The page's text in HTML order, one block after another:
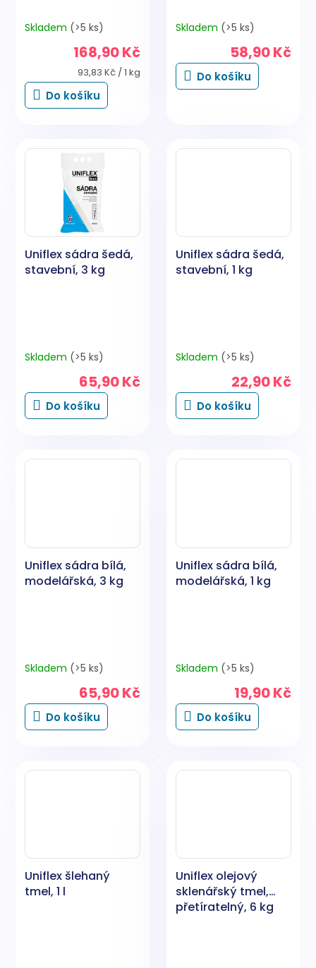
Skladem (>5 ks)
168,90 Kč
Měrná
cena:
93,83 Kč / 1 kg
Do košíku
Skladem (>5 ks)
58,90 Kč
Do košíku
Uniflex sádra šedá,
stavební, 3 kg
Skladem (>5 ks)
65,90 Kč
Do košíku
Uniflex sádra šedá,
stavební, 1 kg
Skladem (>5 ks)
22,90 Kč
Do košíku
Uniflex sádra bílá,
modelářská, 3 kg
Skladem (>5 ks)
65,90 Kč
Do košíku
Uniflex sádra bílá,
modelářská, 1 kg
Skladem (>5 ks)
19,90 Kč
Do košíku
Uniflex šlehaný
tmel, 1 l
Uniflex olejový
sklenářský tmel,
přetíratelný, 6 kg